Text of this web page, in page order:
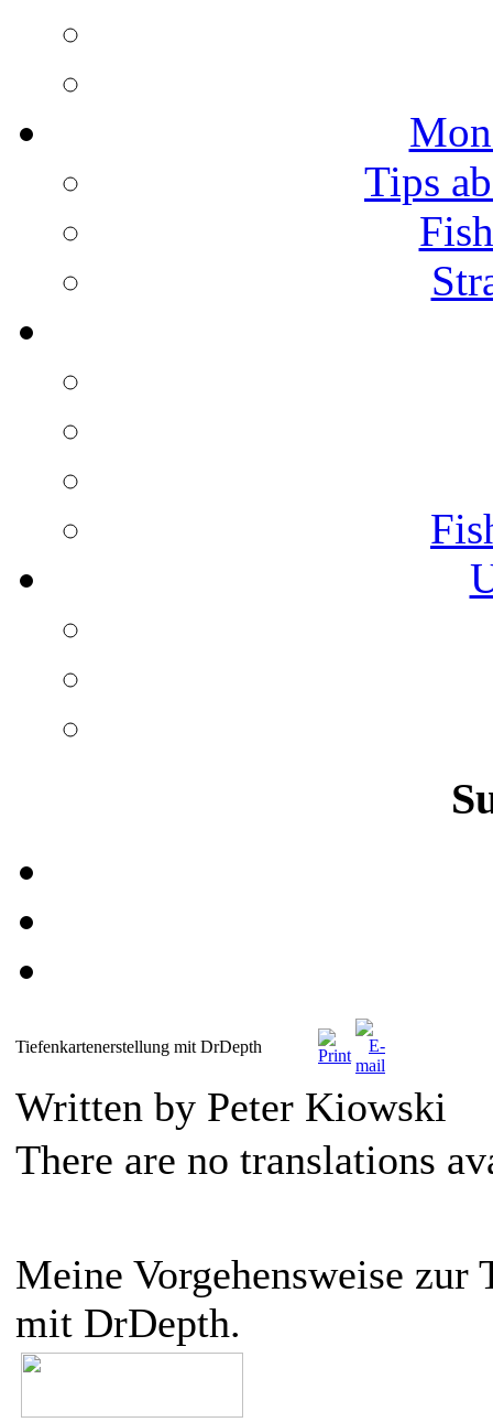
Tips
Tiefenkartenerstellung mit DrDepth
Written by Peter Kiowski
There are no translations
Meine Vorgehensweise zur
mit DrDepth.